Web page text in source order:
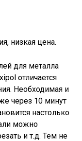
низкая цена.
для металла
отличается
Необходимая и
через 10 минут
настолько
можно
и т.д. Тем не